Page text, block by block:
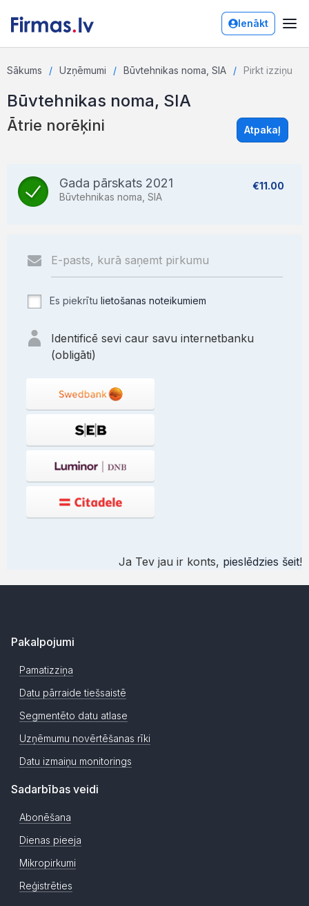
Ienākt
Sākums Uzņēmumi Būvtehnikas noma, SIA Pirkt izziņu
Būvtehnikas noma, SIA
Ātrie norēķini Atpakaļ
Gada pārskats 2021
Būvtehnikas noma, SIA
€11.00
Es piekrītu lietošanas noteikumiem
Identificē sevi caur savu internetbanku
(obligāti)
Ja Tev jau ir konts, pieslēdzies šeit!
Pakalpojumi
Pamatizziņa
Datu pārraide tiešsaistē
Segmentēto datu atlase
Uzņēmumu novērtēšanas rīki
Datu izmaiņu monitorings
Sadarbības veidi
Abonēšana
Dienas pieeja
Mikropirkumi
Reģistrēties